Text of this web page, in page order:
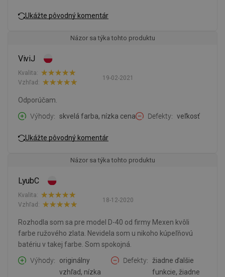
Ukážte pôvodný komentár
Názor sa týka tohto produktu
ViviJ
19-02-2021
Kvalita:
Vzhľad:
Odporúčam.
Výhody
skvelá farba, nízka cena Defekty veľkosť
Ukážte pôvodný komentár
Názor sa týka tohto produktu
LyubC
18-12-2020
Kvalita:
Vzhľad:
Rozhodla som sa pre model D-40 od firmy Mexen kvôli
farbe ružového zlata. Nevidela som u nikoho kúpeľňovú
batériu v takej farbe. Som spokojná.
Výhody
originálny
vzhľad, nízka
Defekty
žiadne ďalšie
funkcie, žiadne